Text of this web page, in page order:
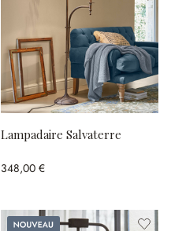
Lampadaire Salvaterre
348,00 €
Nouveau